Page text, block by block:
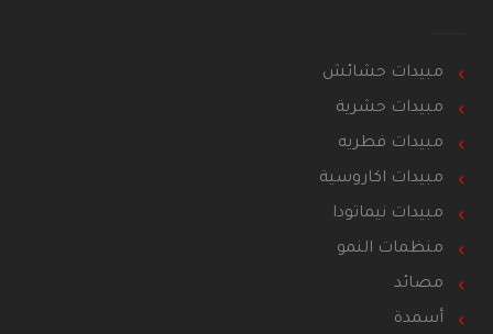
مبيدات حشائش
مبيدات حشرية
مبيدات فطريه
مبيدات اكاروسية
مبيدات نيماتودا
منظمات النمو
مصائد
أسمدة